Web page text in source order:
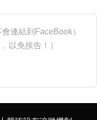
會連結到FaceBook）
以免挨告！）